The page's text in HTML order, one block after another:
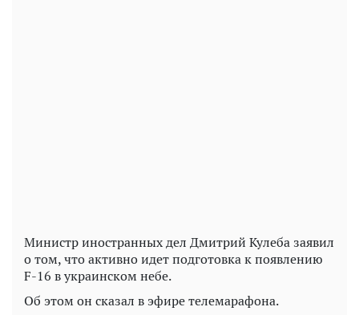
Министр иностранных дел Дмитрий Кулеба заявил
о том, что активно идет подготовка к появлению
F-16 в украинском небе.
Об этом он сказал в эфире телемарафона.